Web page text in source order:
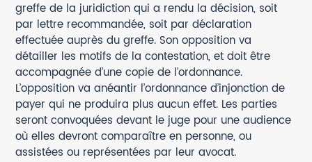
greffe de la juridiction qui a rendu la décision, soit
par lettre recommandée, soit par déclaration
effectuée auprès du greffe. Son opposition va
détailler les motifs de la contestation, et doit être
accompagnée d’une copie de l’ordonnance.
L’opposition va anéantir l’ordonnance d’injonction de
payer qui ne produira plus aucun effet. Les parties
seront convoquées devant le juge pour une audience
où elles devront comparaître en personne, ou
assistées ou représentées par leur avocat.